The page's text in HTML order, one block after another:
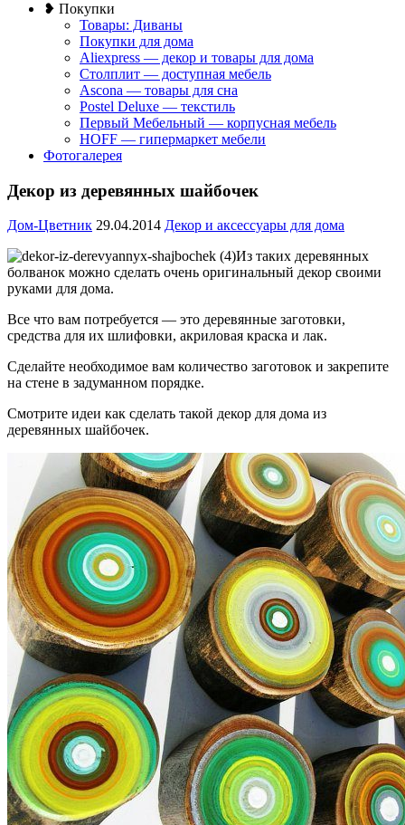
❥ Покупки
Товары: Диваны
Покупки для дома
Aliexpress — декор и товары для дома
Столплит — доступная мебель
Ascona — товары для сна
Postel Deluxe — текстиль
Первый Мебельный — корпусная мебель
HOFF — гипермаркет мебели
Фотогалерея
Декор из деревянных шайбочек
Дом-Цветник 29.04.2014 Декор и аксессуары для дома
Из таких деревянных
болванок можно сделать очень оригинальный декор своими
руками для дома.
Все что вам потребуется — это деревянные заготовки,
средства для их шлифовки, акриловая краска и лак.
Сделайте необходимое вам количество заготовок и закрепите
на стене в задуманном порядке.
Смотрите идеи как сделать такой декор для дома из
деревянных шайбочек.